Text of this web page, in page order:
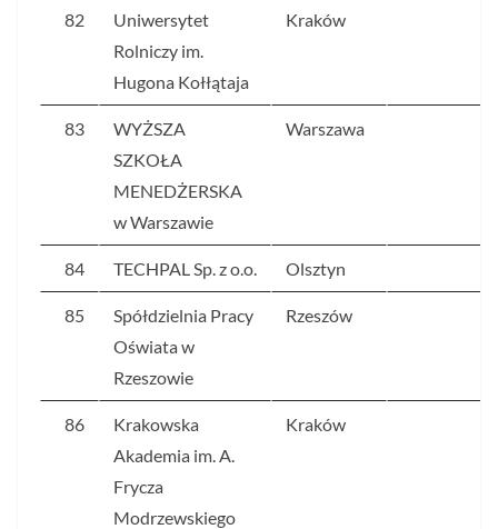
82
Uniwersytet
Rolniczy im.
Hugona Kołłątaja
Kraków
83
WYŻSZA
SZKOŁA
MENEDŻERSKA
w Warszawie
Warszawa
84 TECHPAL Sp. z o.o. Olsztyn
85
Spółdzielnia Pracy
Oświata w
Rzeszowie
Rzeszów
86
Krakowska
Akademia im. A.
Frycza
Modrzewskiego
Kraków